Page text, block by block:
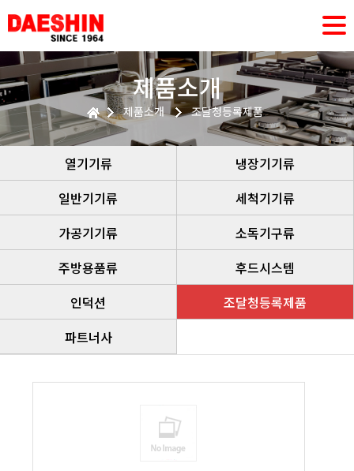
제품소개
제품소개 조달청등록제품
열기기류
냉장기기류
일반기기류
세척기기류
가공기기류
소독기구류
주방용품류
후드시스템
인덕션
조달청등록제품
파트너사